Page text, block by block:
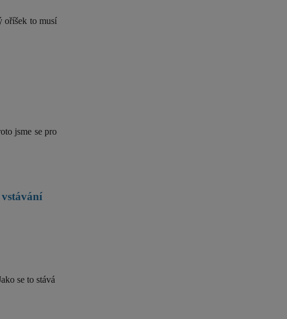
oříšek to musí
jsme se pro
se to stává